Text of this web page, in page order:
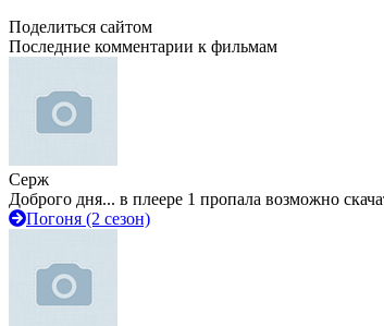
Поделиться сайтом
Последние комментарии к фильмам
Серж
Доброго дня... в плеере 1 пропала возможно
Погоня (2 сезон)